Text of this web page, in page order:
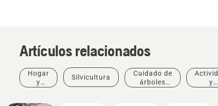
Artículos relacionados
Hogar
y
Silvicultura
Cuidado de
árboles
y